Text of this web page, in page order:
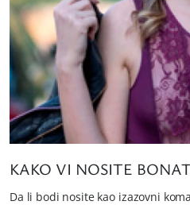
KAKO VI NOSITE
Da li bodi nosite kao izazovni